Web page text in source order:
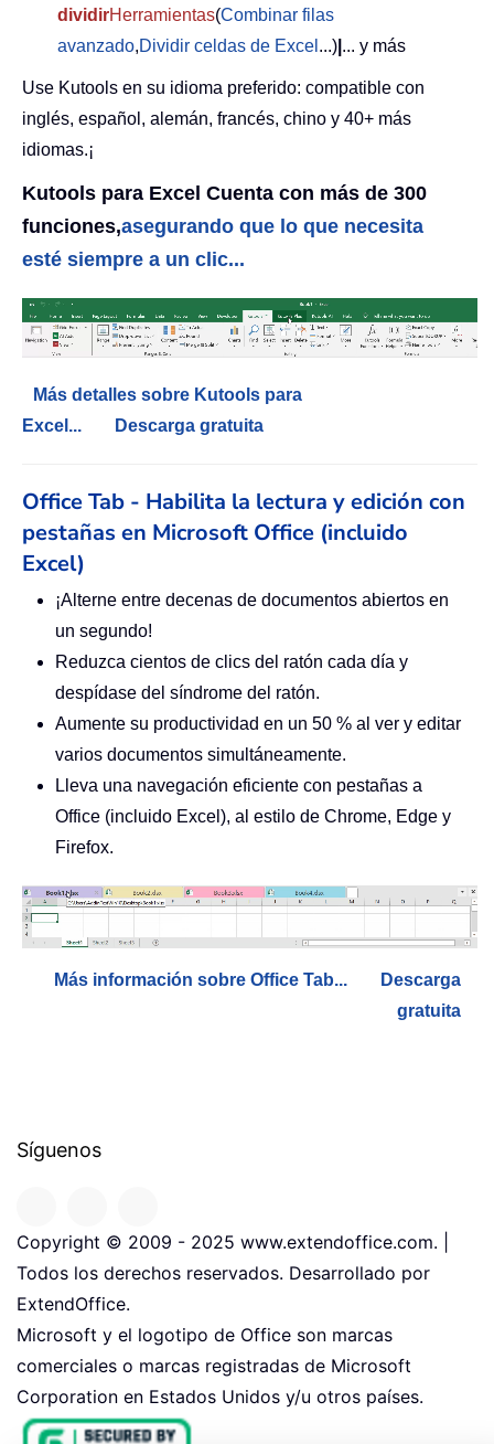
dividirHerramientas(Combinar filas
avanzado,Dividir celdas de Excel ...) ... y más
Use Kutools en su idioma preferido: compatible con
inglés, español, alemán, francés, chino y 40+ más
idiomas.¡
Kutools para Excel Cuenta con más de 300
funciones,asegurando que lo que necesita
esté siempre a un clic...
Más detalles sobre Kutools para
Excel...
Descarga gratuita
Office Tab - Habilita la lectura y edición con
pestañas en Microsoft Office (incluido
Excel)
¡Alterne entre decenas de documentos abiertos en
un segundo!
Reduzca cientos de clics del ratón cada día y
despídase del síndrome del ratón.
Aumente su productividad en un 50 % al ver y editar
varios documentos simultáneamente.
Lleva una navegación eficiente con pestañas a
Office (incluido Excel), al estilo de Chrome, Edge y
Firefox.
Más información sobre Office Tab...
Descarga
gratuita
Síguenos
Copyright © 2009 - 2025 www.extendoffice.com. |
Todos los derechos reservados. Desarrollado por
ExtendOffice.
Microsoft y el logotipo de Office son marcas
comerciales o marcas registradas de Microsoft
Corporation en Estados Unidos y/u otros países.